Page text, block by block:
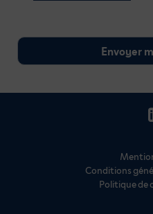
Conditions
Politique de